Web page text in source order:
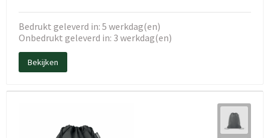
Bedrukt geleverd in: 5 werkdag(en)
Onbedrukt geleverd in: 3 werkdag(en)
Bekijken